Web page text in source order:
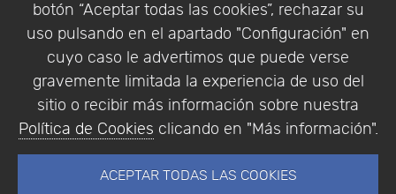
botón “Aceptar todas las cookies”, rechazar su
uso pulsando en el apartado "Configuración" en
cuyo caso le advertimos que puede verse
gravemente limitada la experiencia de uso del
sitio o recibir más información sobre nuestra
Política de Cookies clicando en "Más información".
ACEPTAR TODAS LAS COOKIES
Empresa|Aviso Legal| Política de Privacidad |
Política de Cookies
© Copyright 1994 - 2026. Addlink Software
Científico, S.L.
Portugal.